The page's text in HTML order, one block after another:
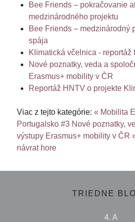
Bee Friends – pokračovanie
medzinárodného projektu
Bee Friends – medzinárodný
spája
Klimatická včelnica - reportáž
Nové poznatky, veda a
Erasmus+ mobility v ČR
Reportáž HNTV o projekte
Viac z tejto kategórie: « Mobilita
Portugalsko #3 Nové poznatky,
výstupy Erasmus+ mobility v ČR
návrat hore
TRIEDNE
4. A